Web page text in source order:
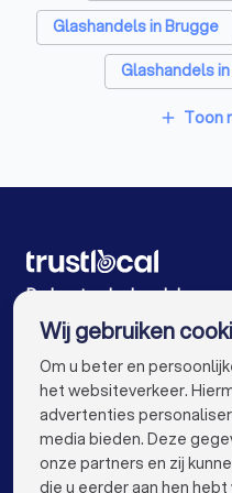
Zonwering
Glashandels in Brugge
Glashandels
Glashandels in Aalst
Glashandels in Kortrijk
Glashandels in Sint-
Glashandels in Roeselare
Glashandels
Glashandels in Beringen
add Toon
De beste glashandels voor
VOOR PARTICULIEREN
Wij gebruiken
Om u beter en
het websiteverkeer.
advertenties
media bieden. Deze
onze partners en zij
die u eerder aan hen